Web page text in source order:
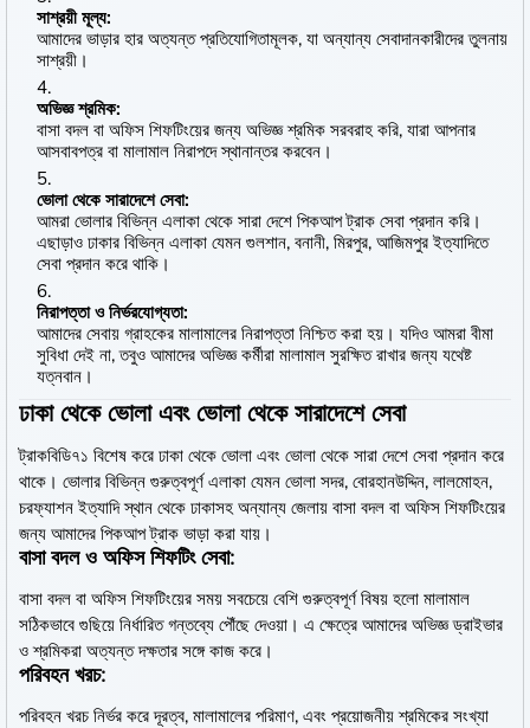
সাশ্রয়ী মূল্য:
আমাদের ভাড়ার হার অত্যন্ত প্রতিযোগিতামূলক, যা অন্যান্য সেবাদানকারীদের তুলনায়
সাশ্রয়ী।
অভিজ্ঞ শ্রমিক:
বাসা বদল বা অফিস শিফটিংয়ের জন্য অভিজ্ঞ শ্রমিক সরবরাহ করি, যারা আপনার
আসবাবপত্র বা মালামাল নিরাপদে স্থানান্তর করবেন।
ভোলা থেকে সারাদেশে সেবা:
আমরা ভোলার বিভিন্ন এলাকা থেকে সারা দেশে পিকআপ ট্রাক সেবা প্রদান করি।
এছাড়াও ঢাকার বিভিন্ন এলাকা যেমন গুলশান, বনানী, মিরপুর, আজিমপুর ইত্যাদিতে
সেবা প্রদান করে থাকি।
নিরাপত্তা ও নির্ভরযোগ্যতা:
আমাদের সেবায় গ্রাহকের মালামালের নিরাপত্তা নিশ্চিত করা হয়। যদিও আমরা বীমা
সুবিধা দেই না, তবুও আমাদের অভিজ্ঞ কর্মীরা মালামাল সুরক্ষিত রাখার জন্য যথেষ্ট
যত্নবান।
ঢাকা থেকে ভোলা এবং ভোলা থেকে সারাদেশে সেবা
ট্রাকবিডি৭১ বিশেষ করে ঢাকা থেকে ভোলা এবং ভোলা থেকে সারা দেশে সেবা প্রদান করে
থাকে। ভোলার বিভিন্ন গুরুত্বপূর্ণ এলাকা যেমন ভোলা সদর, বোরহানউদ্দিন, লালমোহন,
চরফ্যাশন ইত্যাদি স্থান থেকে ঢাকাসহ অন্যান্য জেলায় বাসা বদল বা অফিস শিফটিংয়ের
জন্য আমাদের পিকআপ ট্রাক ভাড়া করা যায়।
বাসা বদল ও অফিস শিফটিং সেবা:
বাসা বদল বা অফিস শিফটিংয়ের সময় সবচেয়ে বেশি গুরুত্বপূর্ণ বিষয় হলো মালামাল
সঠিকভাবে গুছিয়ে নির্ধারিত গন্তব্যে পৌঁছে দেওয়া। এ ক্ষেত্রে আমাদের অভিজ্ঞ ড্রাইভার
ও শ্রমিকরা অত্যন্ত দক্ষতার সঙ্গে কাজ করে।
পরিবহন খরচ:
পরিবহন খরচ নির্ভর করে দূরত্ব, মালামালের পরিমাণ, এবং প্রয়োজনীয় শ্রমিকের সংখ্যা